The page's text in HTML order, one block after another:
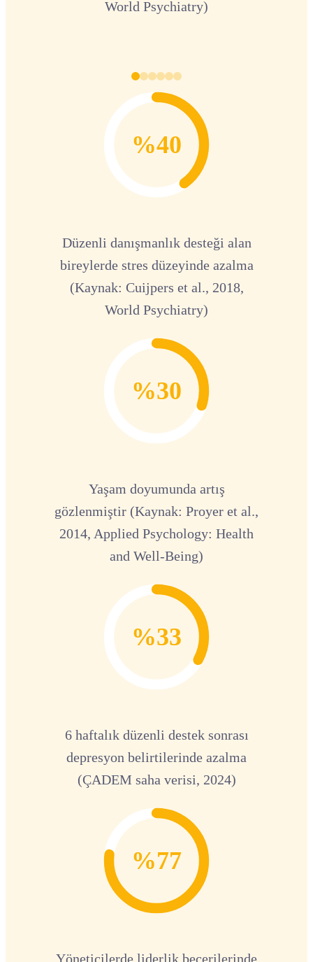
World Psychiatry)
%40
Düzenli danışmanlık desteği alan
bireylerde stres düzeyinde azalma
(Kaynak: Cuijpers et al., 2018,
World Psychiatry)
%30
Yaşam doyumunda artış
gözlenmiştir (Kaynak: Proyer et al.,
2014, Applied Psychology: Health
and Well-Being)
%33
6 haftalık düzenli destek sonrası
depresyon belirtilerinde azalma
(ÇADEM saha verisi, 2024)
%77
Yöneticilerde liderlik becerilerinde